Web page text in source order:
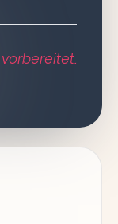
vorbereitet.